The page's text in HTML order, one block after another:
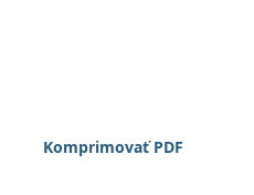
Komprimovať PDF